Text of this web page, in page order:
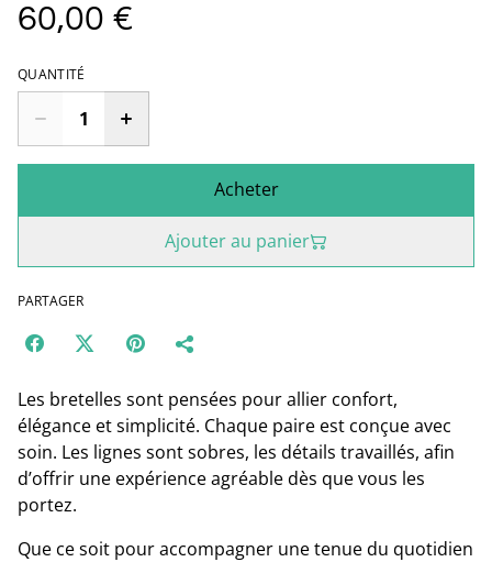
60,00 €
QUANTITÉ
Acheter
Ajouter au panier
PARTAGER
Les bretelles sont pensées pour allier confort,
élégance et simplicité. Chaque paire est conçue avec
soin. Les lignes sont sobres, les détails travaillés, afin
d’offrir une expérience agréable dès que vous les
portez.
Que ce soit pour accompagner une tenue du quotidien